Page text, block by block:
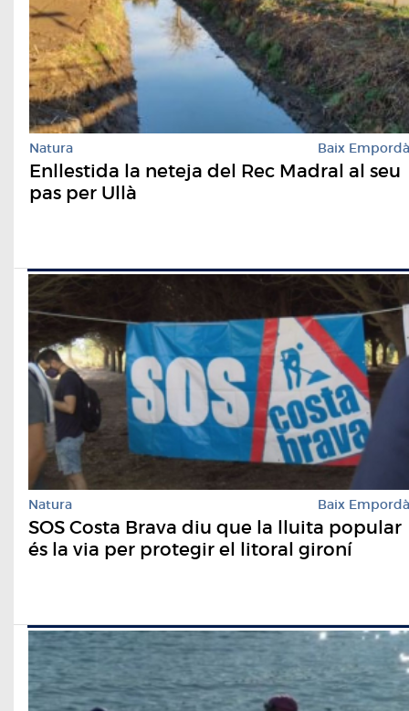
Natura Baix Empordà
Enllestida la neteja del Rec Madral al seu
pas per Ullà
Natura Baix Empordà
SOS Costa Brava diu que la lluita popular
és la via per protegir el litoral gironí